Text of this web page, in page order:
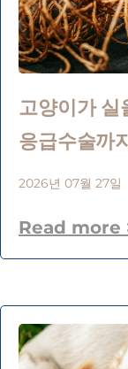
고양이가 실
응급수술까
2026년 07월 27일
Read more